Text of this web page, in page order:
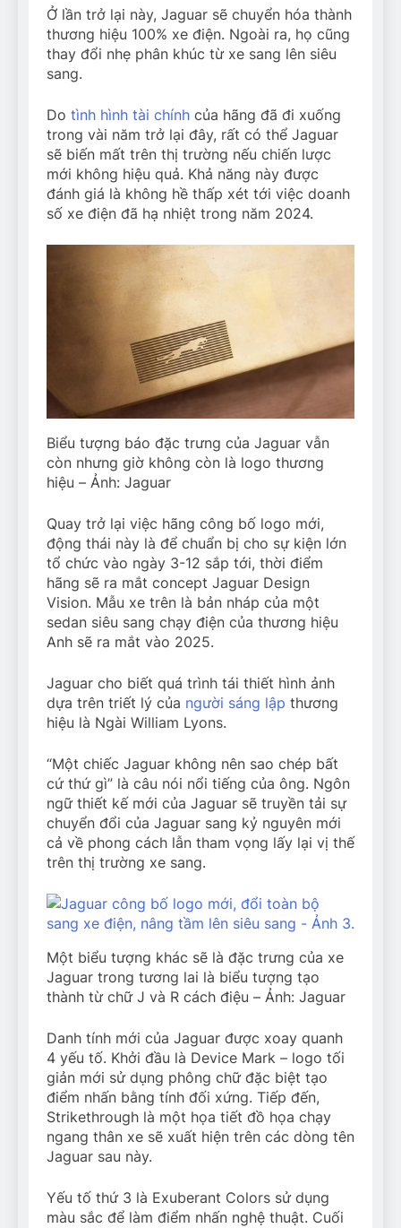
Ở lần trở lại này, Jaguar sẽ chuyển hóa thành
thương hiệu 100% xe điện. Ngoài ra, họ cũng
thay đổi nhẹ phân khúc từ xe sang lên siêu
sang.
Do tình hình tài chính của hãng đã đi xuống
trong vài năm trở lại đây, rất có thể Jaguar
sẽ biến mất trên thị trường nếu chiến lược
mới không hiệu quả. Khả năng này được
đánh giá là không hề thấp xét tới việc doanh
số xe điện đã hạ nhiệt trong năm 2024.
Biểu tượng báo đặc trưng của Jaguar vẫn
còn nhưng giờ không còn là logo thương
hiệu – Ảnh: Jaguar
Quay trở lại việc hãng công bố logo mới,
động thái này là để chuẩn bị cho sự kiện lớn
tổ chức vào ngày 3-12 sắp tới, thời điểm
hãng sẽ ra mắt concept Jaguar Design
Vision. Mẫu xe trên là bản nháp của một
sedan siêu sang chạy điện của thương hiệu
Anh sẽ ra mắt vào 2025.
Jaguar cho biết quá trình tái thiết hình ảnh
dựa trên triết lý của người sáng lập thương
hiệu là Ngài William Lyons.
“Một chiếc Jaguar không nên sao chép bất
cứ thứ gì” là câu nói nổi tiếng của ông. Ngôn
ngữ thiết kế mới của Jaguar sẽ truyền tải sự
chuyển đổi của Jaguar sang kỷ nguyên mới
cả về phong cách lẫn tham vọng lấy lại vị thế
trên thị trường xe sang.
Một biểu tượng khác sẽ là đặc trưng của xe
Jaguar trong tương lai là biểu tượng tạo
thành từ chữ J và R cách điệu – Ảnh: Jaguar
Danh tính mới của Jaguar được xoay quanh
4 yếu tố. Khởi đầu là Device Mark – logo tối
giản mới sử dụng phông chữ đặc biệt tạo
điểm nhấn bằng tính đối xứng. Tiếp đến,
Strikethrough là một họa tiết đồ họa chạy
ngang thân xe sẽ xuất hiện trên các dòng tên
Jaguar sau này.
Yếu tố thứ 3 là Exuberant Colors sử dụng
màu sắc để làm điểm nhấn nghệ thuật. Cuối